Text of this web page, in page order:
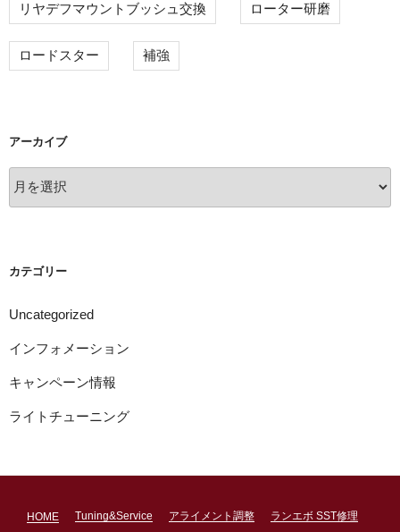
リヤデフマウントブッシュ交換 ローター研磨
ロードスター 補強
アーカイブ
ア
ブ
カテゴリー
Uncategorized
インフォメーション
キャンペーン情報
ライトチューニング
HOME Tuning&Service アライメント調整 ランエボ SST修理